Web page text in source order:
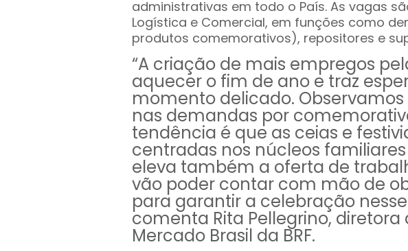
administrativas em todo o País. As vagas
Logística e Comercial, em funções como
produtos comemorativos), repositores e
“A criação de mais empregos
aquecer o fim de ano e traz
momento delicado.
nas demandas por
tendência é que as ceias e
centradas nos núcleos
eleva também a oferta de
vão poder contar com mão de
para garantir a celebração
comenta Rita Pellegrino, diretora
Mercado Brasil da BRF.